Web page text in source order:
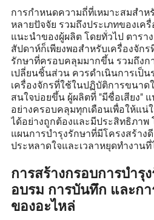
การกำหนดความถี่ที่เหมาะสมสำ
หลายปัจจัย รวมถึงประเภทของเค
แนะนำของผู้ผลิต โดยทั่วไป ตารา
สัปดาห์ก็เพียงพอสำหรับเครื่องจัก
รักษาที่ครอบคลุมมากขึ้น รวมถึงก
เปลี่ยนชิ้นส่วน ควรดำเนินการเป็
เครื่องจักรที่ใช้ในปฏิบัติการขนา
สนใจบ่อยขึ้น ผู้ผลิตที่ "มีชื่อเสียง"
อย่างครอบคลุมทุกเดือนเพื่อให้แ
ได้อย่างถูกต้องและมีประสิทธิภาพ
แผนการบำรุงรักษาที่มีโครงสร้าง
ประหลาดใจและเวลาหยุดทำงาน
การสร้างกรอบการบำรุ
อบรม การบันทึก และก
ของอะไหล่